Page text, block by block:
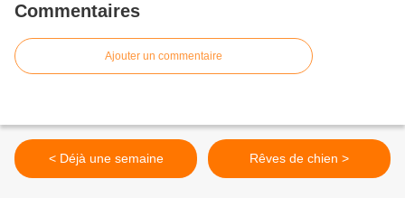
Commentaires
Ajouter un commentaire
< Déjà une semaine Rêves de chien >